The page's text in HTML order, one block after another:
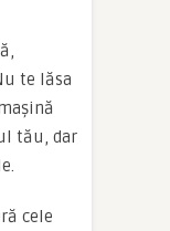
te lăsa
tău, dar
cele